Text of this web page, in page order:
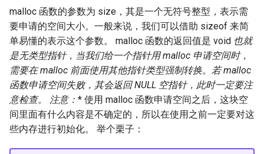
malloc 函数的参数为 size，其是一个无符号整型，表示需
要申请的空间大小。一般来说，我们可以借助 sizeof 来简
单易懂的表示这个参数。 malloc 函数的返回值是 void 也就
是无类型指针，当我们给一个指针用 malloc 申请空间时，
需要在 malloc 前面使用其他指针类型强制转换。若 malloc
函数申请空间失败，其会返回 NULL 空指针，此时一定要注
意检查。
注意： * 使用 malloc 函数申请空间之后，这块空
间里面有什么内容是不确定的，所以在使用之前一定要对这
些内存进行初始化。 举个栗子：